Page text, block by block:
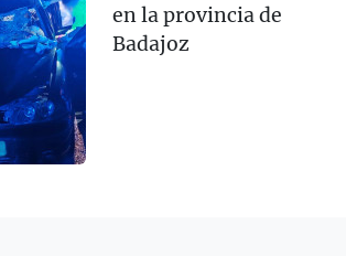
en la provincia de
Badajoz